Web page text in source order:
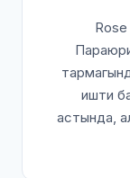
ишти
астында,